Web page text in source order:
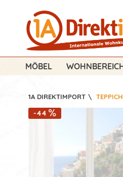
MÖBEL
1A DIREKTIMPORT \
-44